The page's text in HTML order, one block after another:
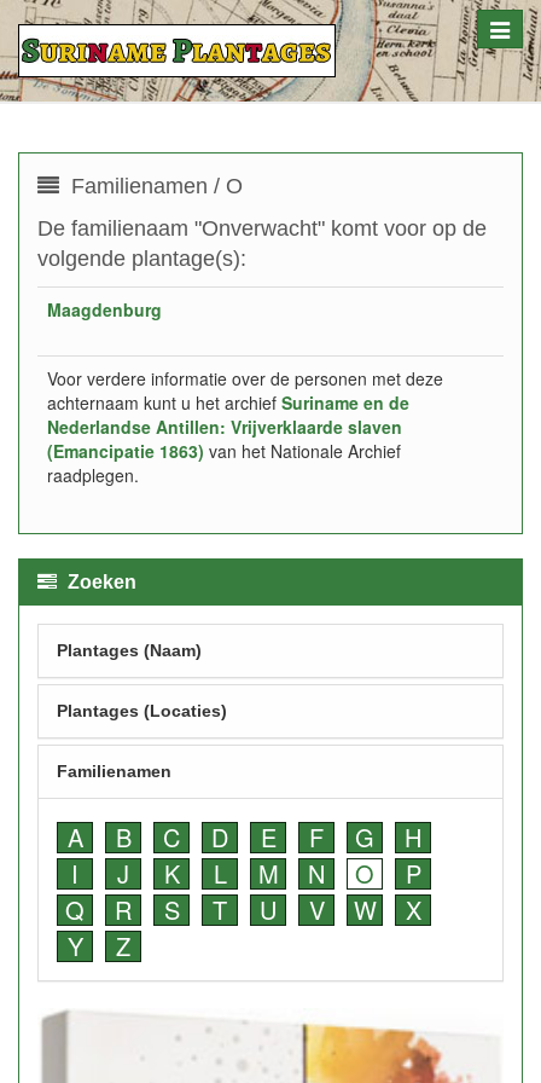
Toggle
Familienamen / O
De familienaam "Onverwacht" komt voor op de
volgende plantage(s):
Maagdenburg
Voor verdere informatie over de personen met deze
achternaam kunt u het archief Suriname en de
Nederlandse Antillen: Vrijverklaarde slaven
(Emancipatie 1863) van het Nationale Archief
raadplegen.
Zoeken
Plantages (Naam)
Plantages (Locaties)
Familienamen
A B C D E F G
H
I
J K L M N O
P
Q
R S T U V W
X
Y
Z